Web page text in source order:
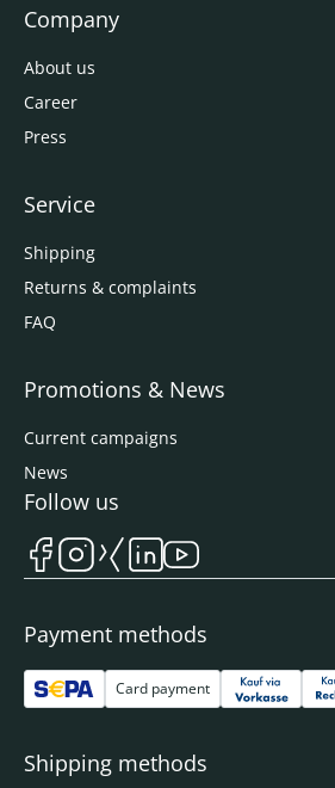
Company
About us
Career
Press
Service
Shipping
Returns & complaints
FAQ
Promotions & News
Current campaigns
News
Payment methods
Card payment
Shipping methods
Follow us